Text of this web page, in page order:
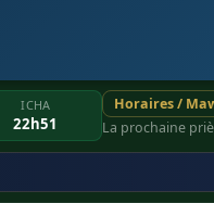
ICHA
22h51
Horaires /
La prochaine